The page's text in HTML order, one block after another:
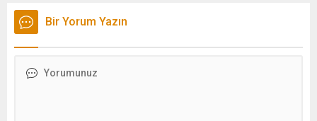
kayıplarını tekrar
yaşamamak için
sivrisineklerle teması
çevresel önlemler
Bir Yorum Yazın